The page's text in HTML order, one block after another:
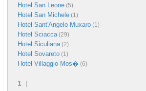
Hotel San Leone (5)
Hotel San Michele (1)
Hotel Sant'Angelo Muxaro (1)
Hotel Sciacca(29)
Hotel Siculiana(2)
Hotel Sovareto (1)
Hotel Villaggio Mos� (6)
1 |